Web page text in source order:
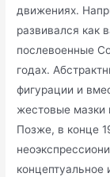
движениях.
развивался как
послевоенные
годах.
фигурации и
жестовые мазки
Позже, в конце
концептуальное